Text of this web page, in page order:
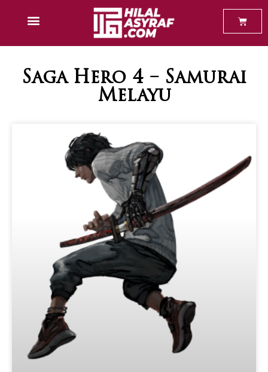
Saga Hero 4 – Samurai
Melayu